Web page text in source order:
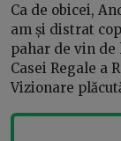
Ca de obicei,
am și distrat
pahar de vin de
Casei Regale a
Vizionare